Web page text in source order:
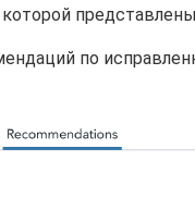
по